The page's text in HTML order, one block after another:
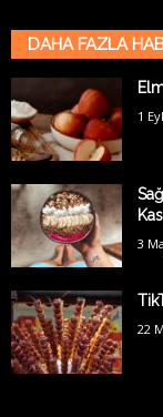
DAHA FAZLA
1
3
22